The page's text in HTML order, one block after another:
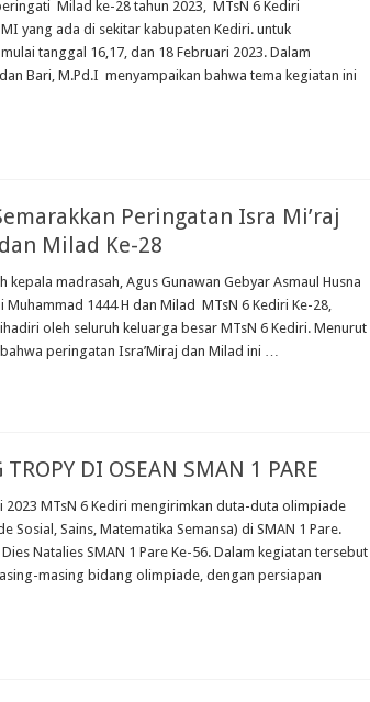
Milad ke-28 tahun 2023, MTsN 6 Kediri
yang ada di sekitar kabupaten Kediri. untuk
tanggal 16,17, dan 18 Februari 2023. Dalam
Bari, M.Pd.I menyampaikan bahwa tema kegiatan ini
Peringatan Isra Mi’raj
Milad Ke-28
kepala madrasah, Agus Gunawan Gebyar Asmaul Husna
1444 H dan Milad MTsN 6 Kediri Ke-28,
oleh seluruh keluarga besar MTsN 6 Kediri. Menurut
peringatan Isra’Miraj dan Milad ini …
DI OSEAN SMAN 1 PARE
MTsN 6 Kediri mengirimkan duta-duta olimpiade
Sosial, Sains, Matematika Semansa) di SMAN 1 Pare.
Natalies SMAN 1 Pare Ke-56. Dalam kegiatan tersebut
masing bidang olimpiade, dengan persiapan